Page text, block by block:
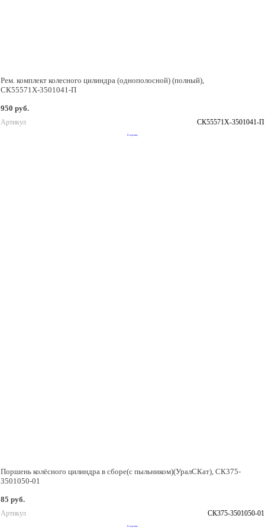
Рем. комплект колесного цилиндра (однополосной) (полный),
СК55571Х-3501041-П
950 руб.
Артикул СК55571Х-3501041-П
В корзину
Поршень колёсного цилиндра в сборе(с пыльником)(УралСКат), СК375-
3501050-01
85 руб.
Артикул СК375-3501050-01
В корзину